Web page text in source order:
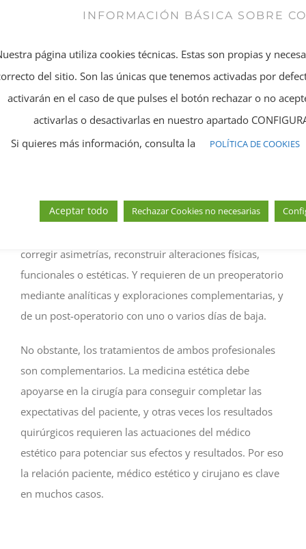
cicatrices. También la restauración capilar o el uso del
cicatrices, varículas y venas, el exceso de vello o de
sudoración, la flacidez, las estrías…Todas estas
técnicas son actos médicosy, como tales, deben
realizarse por doctores especializados en medicina
estética”.
habitualmente realizadas en quirófano -con anestesia
corregir asimetrías, reconstruir alteraciones físicas,
funcionales o estéticas. Y requieren de un preoperatorio
mediante analíticas y exploraciones complementarias, y
de un post-operatorio con uno o varios días de baja.
No obstante, los tratamientos de ambos profesionales
son complementarios. La medicina estética debe
apoyarse en la cirugía para conseguir completar las
expectativas del paciente, y otras veces los resultados
quirúrgicos requieren las actuaciones del médico
estético para potenciar sus efectos y resultados. Por eso
la relación paciente, médico estético y cirujano es clave
en muchos casos.
INFORMACIÓN BÁSICA SOBRE
página utiliza cookies técnicas. Estas son propias y
del sitio. Son las únicas que tenemos activadas por
activarán en el caso de que pulses el botón rechazar o no
activarlas o desactivarlas en nuestro apartado
Si quieres más información, consulta la
POLÍTICA DE COOKIES
Aceptar todo Rechazar Cookies no necesarias